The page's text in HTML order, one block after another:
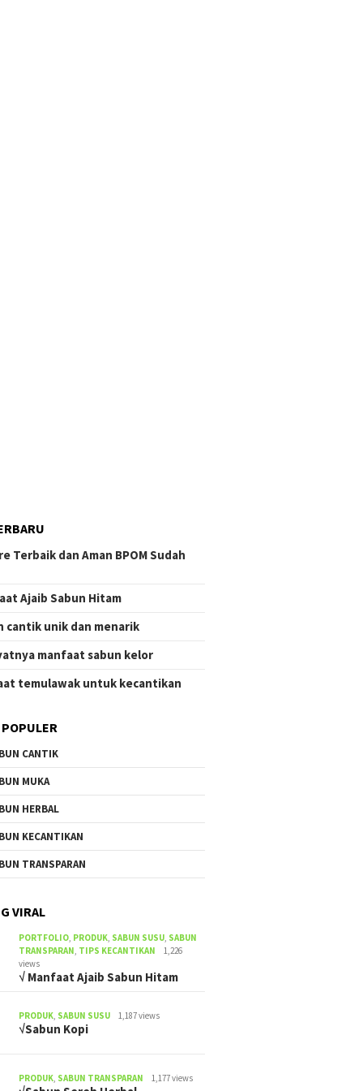
Terbaik dan Aman BPOM Sudah
Ajaib Sabun Hitam
cantik unik dan menarik
manfaat sabun kelor
temulawak untuk kecantikan
CANTIK
MUKA
HERBAL
KECANTIKAN
TRANSPARAN
VIRAL
PORTFOLIO, PRODUK, SABUN SUSU, SABUN
TRANSPARAN, TIPS KECANTIKAN
1,226
views
√ Manfaat Ajaib Sabun Hitam
PRODUK, SABUN SUSU 1,187 views
√Sabun Kopi
PRODUK, SABUN TRANSPARAN 1,177 views